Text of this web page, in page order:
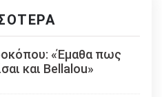
«Έμαθα πως
και Bellalou»